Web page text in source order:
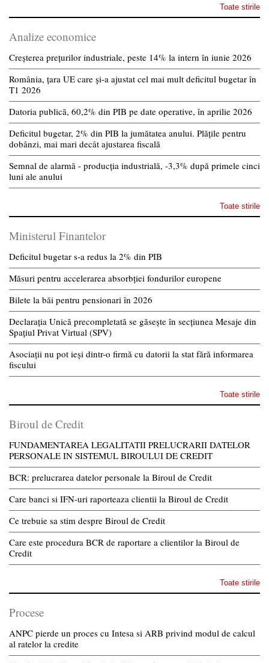
Toate stirile
Analize economice
Creșterea prețurilor industriale, peste 14% la intern în iunie 2026
România, țara UE care și-a ajustat cel mai mult deficitul bugetar în
T1 2026
Datoria publică, 60,2% din PIB pe date operative, în aprilie 2026
Deficitul bugetar, 2% din PIB la jumătatea anului. Plățile pentru
dobânzi, mai mari decât ajustarea fiscală
Semnal de alarmă - producția industrială, -3,3% după primele cinci
luni ale anului
Toate stirile
Ministerul Finantelor
Deficitul bugetar s-a redus la 2% din PIB
Măsuri pentru accelerarea absorbției fondurilor europene
Bilete la băi pentru pensionari în 2026
Declarația Unică precompletată se găsește în secțiunea Mesaje din
Spațiul Privat Virtual (SPV)
Asociații nu pot ieși dintr-o firmă cu datorii la stat fără informarea
fiscului
Toate stirile
Biroul de Credit
FUNDAMENTAREA LEGALITATII PRELUCRARII DATELOR
PERSONALE IN SISTEMUL BIROULUI DE CREDIT
BCR: prelucrarea datelor personale la Biroul de Credit
Care banci si IFN-uri raporteaza clientii la Biroul de Credit
Ce trebuie sa stim despre Biroul de Credit
Care este procedura BCR de raportare a clientilor la Biroul de
Credit
Toate stirile
Procese
ANPC pierde un proces cu Intesa si ARB privind modul de calcul
al ratelor la credite